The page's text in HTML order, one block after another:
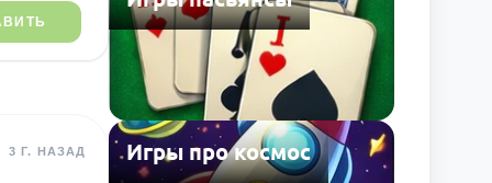
3 Г. НАЗАД Игры про космос